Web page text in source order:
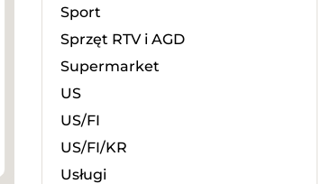
Sport
Sprzęt RTV i AGD
Supermarket
US
US/FI
US/FI/KR
Usługi